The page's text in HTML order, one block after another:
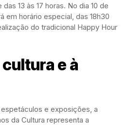
13 às 17 horas. No dia 10 de
em horário especial, das 18h30
do tradicional Happy Hour
e à
e exposições, a
da Cultura representa a